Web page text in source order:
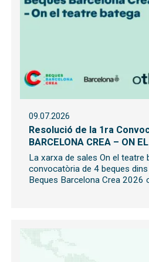
09.07.2026
Resolució de la 1ra
BARCELONA CREA – ON
La xarxa de sales On el teatre
convocatòria de 4 beques
Beques Barcelona Crea 2026